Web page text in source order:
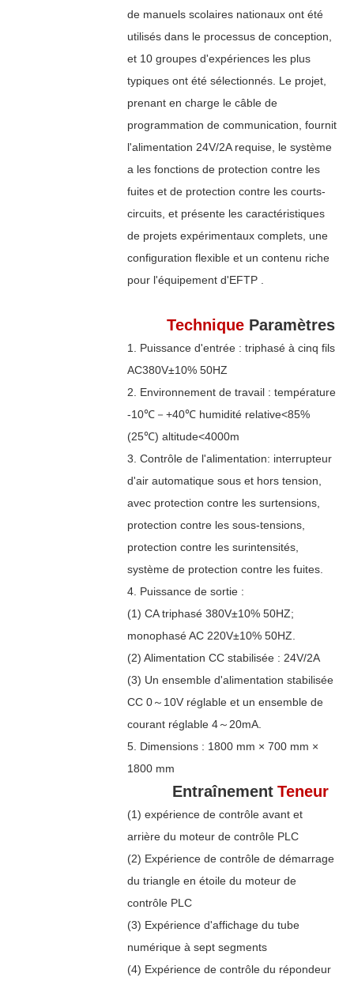
de manuels scolaires nationaux ont été
utilisés dans le processus de conception,
et 10 groupes d'expériences les plus
typiques ont été sélectionnés. Le projet,
prenant en charge le câble de
programmation de communication, fournit
l'alimentation 24V/2A requise, le système
a les fonctions de protection contre les
fuites et de protection contre les courts-
circuits, et présente les caractéristiques
de projets expérimentaux complets, une
configuration flexible et un contenu riche
pour l'équipement d'EFTP .
TechniqueParamètres
1. Puissance d'entrée : triphasé à cinq fils
AC380V±10% 50HZ
2. Environnement de travail : température
-10℃－+40℃ humidité relative<85%
(25℃) altitude<4000m
3. Contrôle de l'alimentation: interrupteur
d'air automatique sous et hors tension,
avec protection contre les surtensions,
protection contre les sous-tensions,
protection contre les surintensités,
système de protection contre les fuites.
4. Puissance de sortie :
(1) CA triphasé 380V±10% 50HZ;
monophasé AC 220V±10% 50HZ.
(2) Alimentation CC stabilisée : 24V/2A
(3) Un ensemble d'alimentation stabilisée
CC 0～10V réglable et un ensemble de
courant réglable 4～20mA.
5. Dimensions : 1800 mm × 700 mm ×
1800 mm
Entraînement Teneur
(1) expérience de contrôle avant et
arrière du moteur de contrôle PLC
(2) Expérience de contrôle de démarrage
du triangle en étoile du moteur de
contrôle PLC
(3) Expérience d'affichage du tube
numérique à sept segments
(4) Expérience de contrôle du répondeur